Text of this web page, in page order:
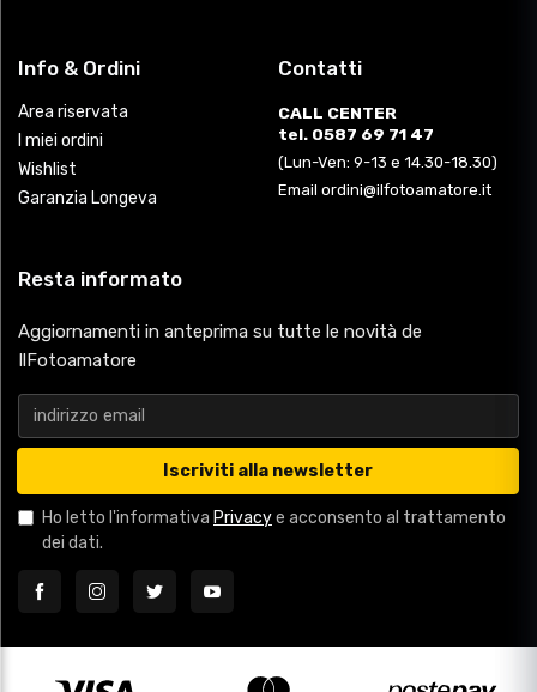
Info & Ordini
Area riservata
I miei ordini
Wishlist
Garanzia Longeva
Contatti
CALL CENTER
tel. 0587 69 71 47
(Lun-Ven: 9-13 e 14.30-18.30)
Email ordini@ilfotoamatore.it
Resta informato
Aggiornamenti in anteprima su tutte le novità de
IlFotoamatore
Iscriviti alla newsletter
Ho letto l'informativa Privacye acconsento al trattamento
dei dati.